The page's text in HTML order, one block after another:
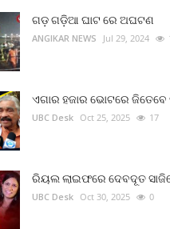
ଗଡ଼ ଗଡ଼ିଆ ଘାଟ ରେ ଅଘଟଣ
ANGIKAR NEWS Jul 29, 2024
ଏଗାର ହଜାର ଭୋଟରେ ଜିତେବେ
UBC Desk Oct 25, 2025 17
ରିୟଲ ଲାଇଫରେ ଦେବଦୂତ
UBC Desk Oct 30, 2025 0